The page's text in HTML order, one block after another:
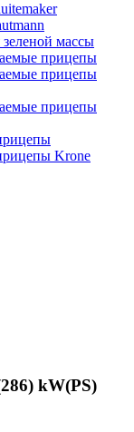
массы
прицепы
прицепы
прицепы
Krone
kW(PS)